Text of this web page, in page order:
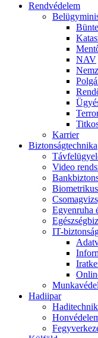
Rendvédelem
NAV
Karrier
Biztonságtechnika
Video
Egyenruha
IT-
Hadiipar